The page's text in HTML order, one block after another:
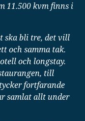
11.500 kvm finns i
ska bli tre, det vill
och samma tak.
och longstay.
till
fortfarande
samlat allt under